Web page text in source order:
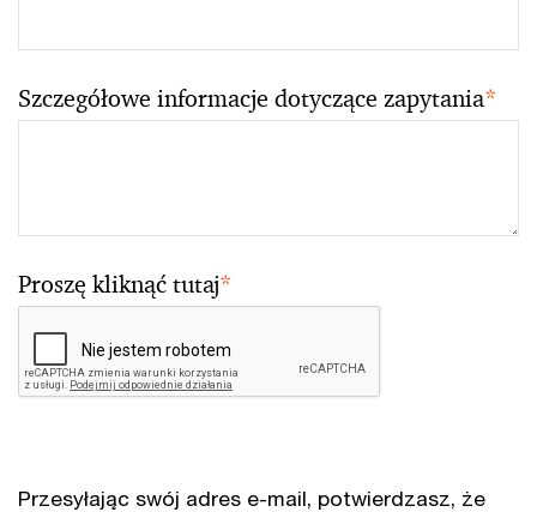
Szczegółowe informacje dotyczące zapytania*
Proszę kliknąć tutaj*
Przesyłając swój adres e-mail, potwierdzasz, że